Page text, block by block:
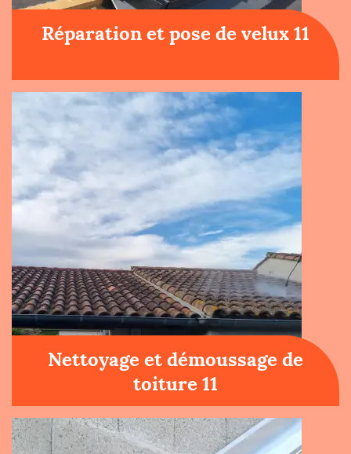
Réparation et pose de velux 11
Nettoyage et démoussage de
toiture 11